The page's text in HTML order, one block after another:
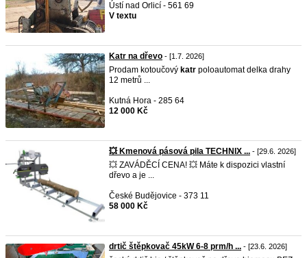
Ústí nad Orlicí - 561 69
V textu
Katr na dřevo - [1.7. 2026]
Prodam kotoučový katr poloautomat delka drahy
12 metrů ...
Kutná Hora - 285 64
12 000 Kč
💥 Kmenová pásová pila TECHNIX ... - [29.6. 2026]
💥 ZAVÁDĚCÍ CENA! 💥 Máte k dispozici vlastní
dřevo a je ...
České Budějovice - 373 11
58 000 Kč
drtič štěpkovač 45kW 6-8 prm/h ... - [23.6. 2026]